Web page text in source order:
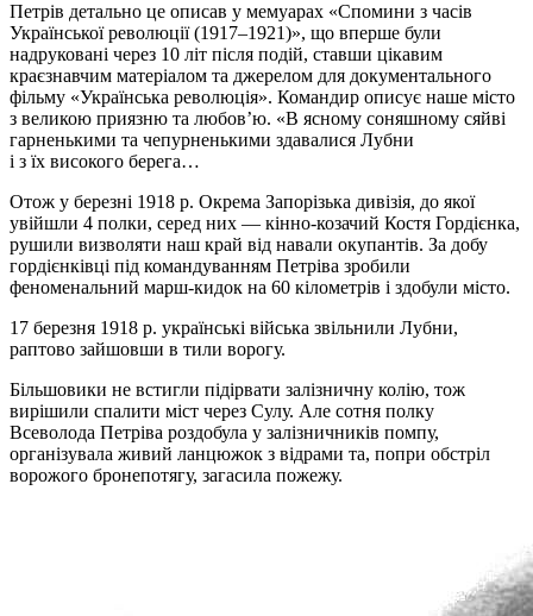
Петрів детально це описав у мемуарах «Спомини з часів
Української революції (1917–1921)», що вперше були
надруковані через 10 літ після подій, ставши цікавим
краєзнавчим матеріалом та джерелом для документального
фільму «Українська революція». Командир описує наше місто
з великою приязню та любов’ю. «В ясному соняшному сяйві
гарненькими та чепурненькими здавалися Лубни
і з їх високого берега…
Отож у березні 1918 р. Окрема Запорізька дивізія, до якої
увійшли 4 полки, серед них — кінно-козачий Костя Гордієнка,
рушили визволяти наш край від навали окупантів. За добу
гордієнківці під командуванням Петріва зробили
феноменальний марш-кидок на 60 кілометрів і здобули місто.
17 березня 1918 р. українські війська звільнили Лубни,
раптово зайшовши в тили ворогу.
Більшовики не встигли підірвати залізничну колію, тож
вирішили спалити міст через Сулу. Але сотня полку
Всеволода Петріва роздобула у залізничників помпу,
організувала живий ланцюжок з відрами та, попри обстріл
ворожого бронепотягу, загасила пожежу.